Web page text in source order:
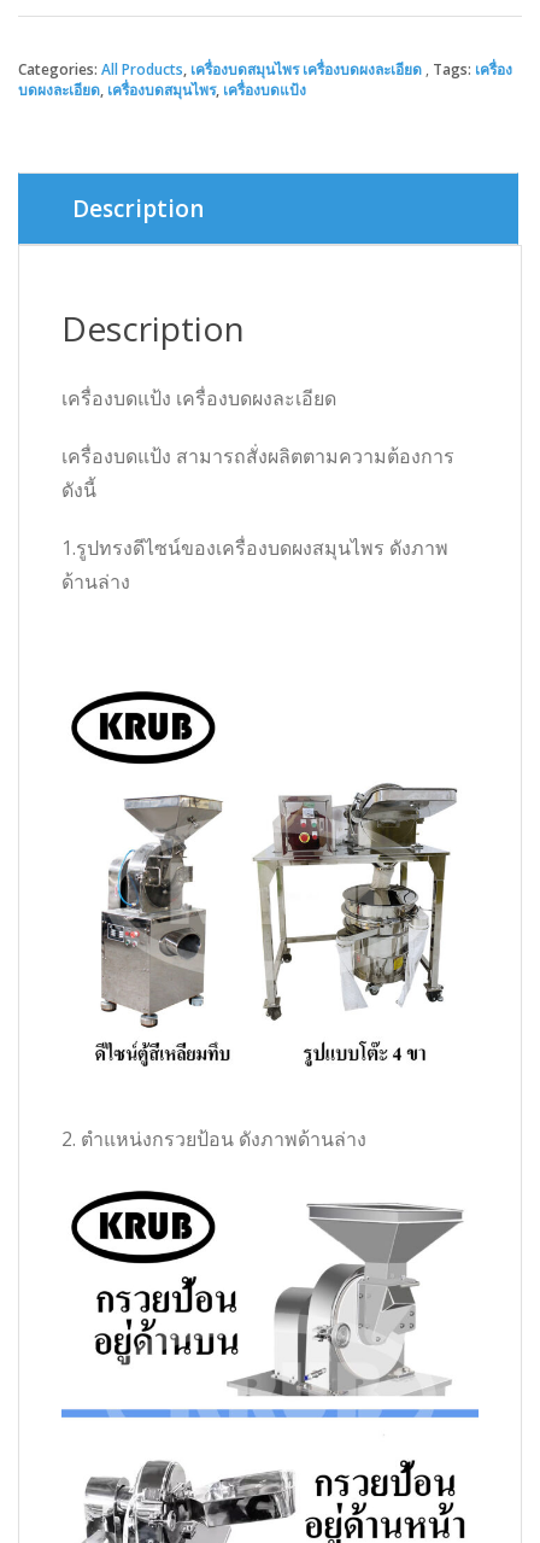
Categories: All Products, เครื่องบดสมุนไพร เครื่องบดผงละเอียด Tags: เครื่อง
บดผงละเอียด, เครื่องบดสมุนไพร, เครื่องบดแป้ง
Description
Description
เครื่องบดแป้ง เครื่องบดผงละเอียด
เครื่องบดแป้ง สามารถสั่งผลิตตามความต้องการ
ดังนี้
1.รูปทรงดีไซน์ของเครื่องบดผงสมุนไพร ดังภาพ
ด้านล่าง
2. ตำแหน่งกรวยป้อน ดังภาพด้านล่าง